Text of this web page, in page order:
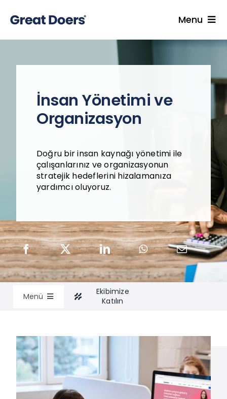
content
Menu
Hizmetler
Uzmanlarımız
İçgörüler
Kariyer
İletişim
İnsan Yönetimi ve
Organizasyon
Doğru bir insan kaynağı yönetimi ile
çalışanlarınız ve organizasyonun
stratejik hedeflerini hizalamanıza
yardımcı oluyoruz.
Menü
Kurumsal Eğitim
Uzmanlarımız
Ekibimize
Katılın